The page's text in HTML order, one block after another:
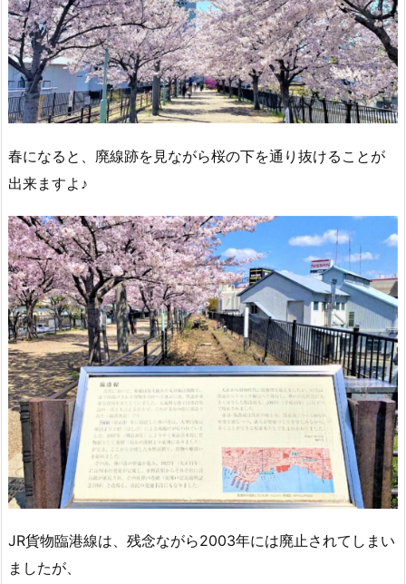
春になると、廃線跡を見ながら桜の下を通り抜けることが
出来ますよ♪
JR貨物臨港線は、残念ながら2003年には廃止されてしまい
ましたが、